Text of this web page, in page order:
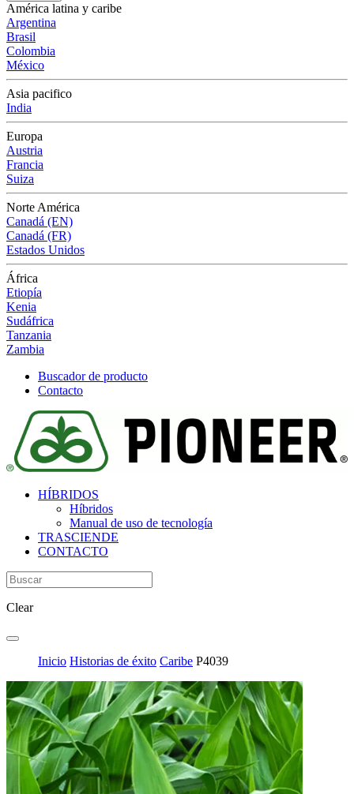
América latina y caribe
Argentina
Brasil
Colombia
México
Asia pacifico
India
Europa
Austria
Francia
Suiza
Norte América
Canadá (EN)
Canadá (FR)
Estados Unidos
África
Etiopía
Kenia
Sudáfrica
Tanzania
Zambia
Buscador de producto
Contacto
HÍBRIDOS
Híbridos
Manual de uso de tecnología
TRASCIENDE
CONTACTO
Clear
Inicio Historias de éxito Caribe P4039